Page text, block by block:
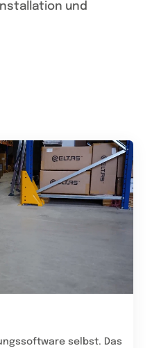
und
selbst. Das